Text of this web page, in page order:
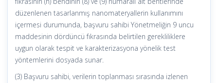
düzenlenen tasarlanmış nanomateryallerin kullanımını
içermesi durumunda, başvuru sahibi Yönetmeliğin 9 uncu
maddesinin dördüncü fıkrasında belirtilen gerekliliklere
uygun olarak tespit ve karakterizasyona yönelik test
yöntemlerini dosyada sunar.
(3) Başvuru sahibi, verilerin toplanması sırasında izlenen